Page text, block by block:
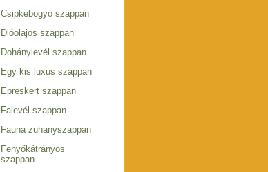
Csipkebogyó szappan
Dióolajos szappan
Dohánylevél szappan
Egy kis luxus szappan
Epreskert szappan
Falevél szappan
Fauna zuhanyszappan
Fenyőkátrányos
szappan